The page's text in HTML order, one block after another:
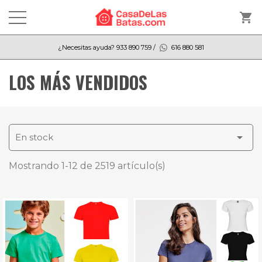
shopping_cart
¿Necesitas ayuda? 933 890 759 / 616 880 581
LOS MÁS VENDIDOS
En stock 
Mostrando 1-12 de 2519 artículo(s)